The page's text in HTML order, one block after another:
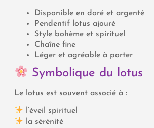
Disponible en doré et argenté
Pendentif lotus ajouré
Style bohème et spirituel
Chaîne fine
Léger et agréable à porter
Symbolique du lotus
Le lotus est souvent associé à :
l’éveil spirituel
la sérénité